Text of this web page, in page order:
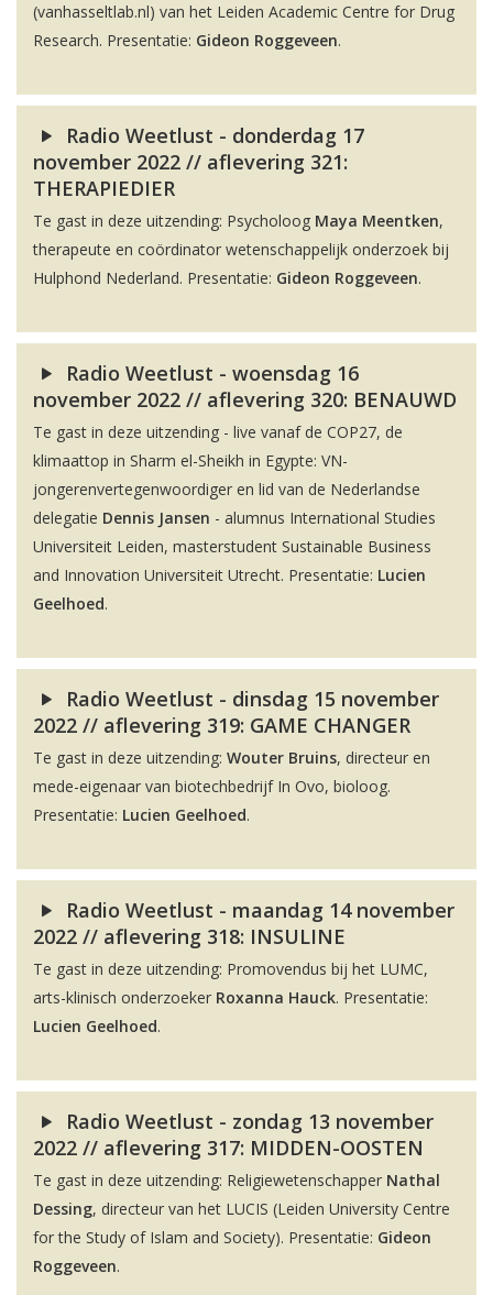
(vanhasseltlab.nl) van het Leiden Academic Centre for Drug
Research. Presentatie: Gideon Roggeveen.
Radio Weetlust - donderdag 17
november 2022 // aflevering 321:
THERAPIEDIER
Te gast in deze uitzending: Psycholoog Maya Meentken,
therapeute en coördinator wetenschappelijk onderzoek bij
Hulphond Nederland. Presentatie: Gideon Roggeveen.
Radio Weetlust - woensdag 16
november 2022 // aflevering 320: BENAUWD
Te gast in deze uitzending - live vanaf de COP27, de
klimaattop in Sharm el-Sheikh in Egypte: VN-
jongerenvertegenwoordiger en lid van de Nederlandse
delegatie Dennis Jansen - alumnus International Studies
Universiteit Leiden, masterstudent Sustainable Business
and Innovation Universiteit Utrecht. Presentatie: Lucien
Geelhoed.
Radio Weetlust - dinsdag 15 november
2022 // aflevering 319: GAME CHANGER
Te gast in deze uitzending: Wouter Bruins, directeur en
mede-eigenaar van biotechbedrijf In Ovo, bioloog.
Presentatie: Lucien Geelhoed.
Radio Weetlust - maandag 14 november
2022 // aflevering 318: INSULINE
Te gast in deze uitzending: Promovendus bij het LUMC,
arts-klinisch onderzoeker Roxanna Hauck. Presentatie:
Lucien Geelhoed.
Radio Weetlust - zondag 13 november
2022 // aflevering 317: MIDDEN-OOSTEN
Te gast in deze uitzending: Religiewetenschapper Nathal
Dessing, directeur van het LUCIS (Leiden University Centre
for the Study of Islam and Society). Presentatie: Gideon
Roggeveen.